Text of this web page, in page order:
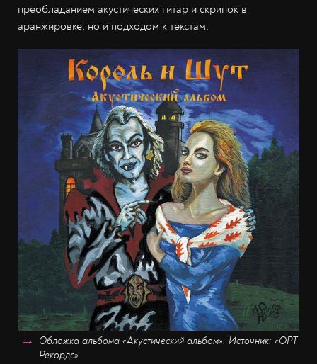
преобладанием акустических гитар и скрипок в
аранжировке, но и подходом к текстам.
Обложка альбома «Акустический альбом». Источник: «ОРТ
Рекордс»